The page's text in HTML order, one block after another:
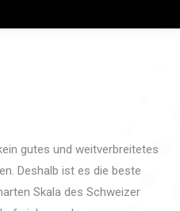
gutes und weitverbreitetes
Deshalb ist es die beste
Skala des Schweizer